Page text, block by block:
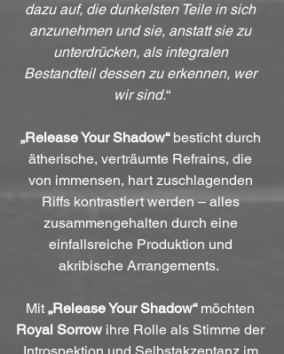
dazu auf, die dunkelsten Teile in sich
anzunehmen und sie, anstatt sie zu
unterdrücken, als integralen
Bestandteil dessen zu erkennen, wer
wir sind.“
„Release Your Shadow“ besticht durch
ätherische, verträumte Refrains, die
von immensen, hart zuschlagenden
Riffs kontrastiert werden – alles
zusammengehalten durch eine
einfallsreiche Produktion und
akribische Arrangements.
Mit „Release Your Shadow“ möchten
Royal Sorrow ihre Rolle als Stimme der